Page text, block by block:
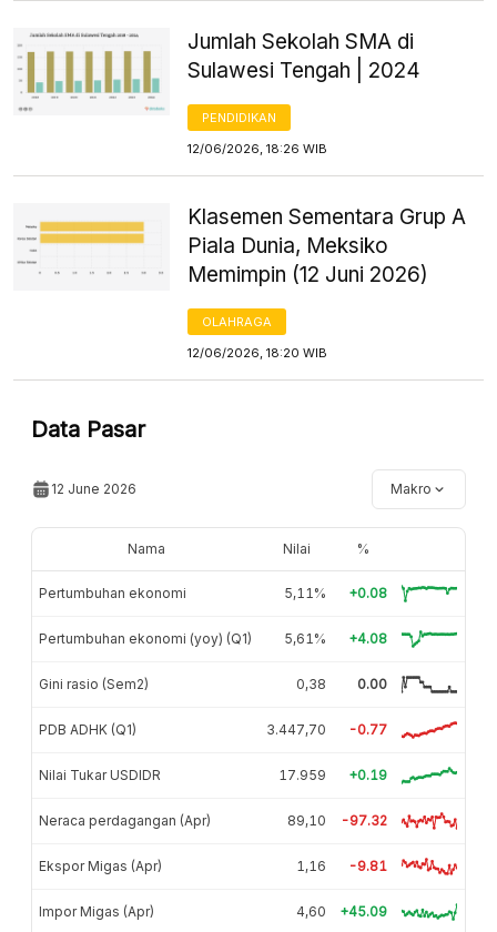
Jumlah Sekolah SMA di
Sulawesi Tengah | 2024
PENDIDIKAN
12/06/2026, 18:26 WIB
Klasemen Sementara Grup A
Piala Dunia, Meksiko
Memimpin (12 Juni 2026)
OLAHRAGA
12/06/2026, 18:20 WIB
Data Pasar
12 June 2026 Makro
Nama Nilai %
Pertumbuhan ekonomi 5,11% +0.08
Pertumbuhan ekonomi (yoy) (Q1) 5,61% +4.08
Gini rasio (Sem2) 0,38 0.00
PDB ADHK (Q1) 3.447,70 -0.77
Nilai Tukar USDIDR 17.959 +0.19
Neraca perdagangan (Apr) 89,10 -97.32
Ekspor Migas (Apr) 1,16 -9.81
Impor Migas (Apr) 4,60 +45.09